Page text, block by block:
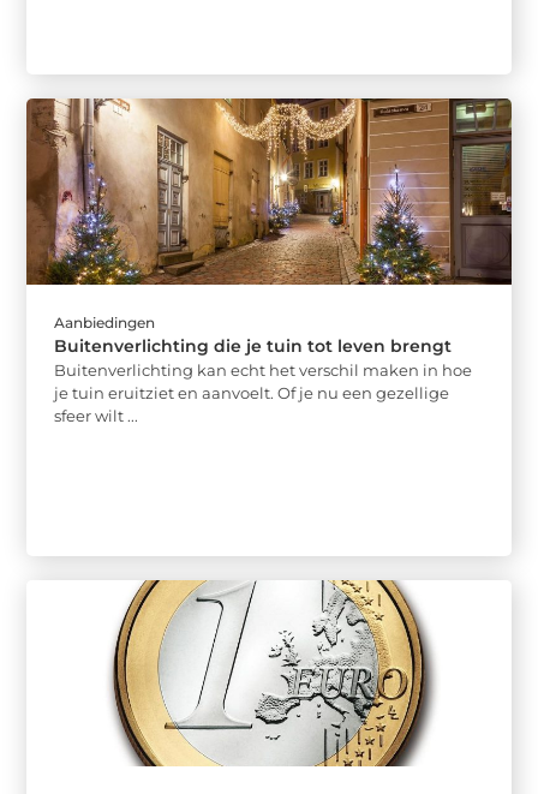
Aanbiedingen
Buitenverlichting die je tuin tot leven brengt
Buitenverlichting kan echt het verschil maken in hoe
je tuin eruitziet en aanvoelt. Of je nu een gezellige
sfeer wilt ...